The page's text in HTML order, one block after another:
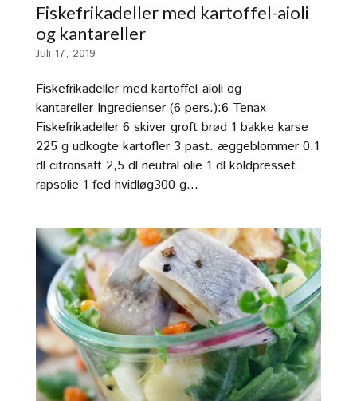
Fiskefrikadeller med kartoffel-aioli
og kantareller
Juli 17, 2019
Fiskefrikadeller med kartoffel-aioli og
kantareller Ingredienser (6 pers.):6 Tenax
Fiskefrikadeller 6 skiver groft brød 1 bakke karse
225 g udkogte kartofler 3 past. æggeblommer 0,1
dl citronsaft 2,5 dl neutral olie 1 dl koldpresset
rapsolie 1 fed hvidløg300 g...